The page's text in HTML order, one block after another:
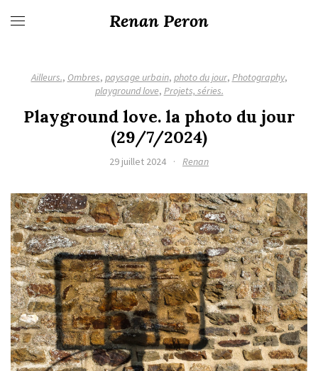
Renan Peron
Ailleurs., Ombres, paysage urbain, photo du jour, Photography,
playground love, Projets, séries.
Playground love. la photo du jour
(29/7/2024)
29 juillet 2024 · Renan